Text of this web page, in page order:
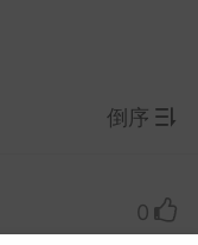
现
的IS
倒序
0